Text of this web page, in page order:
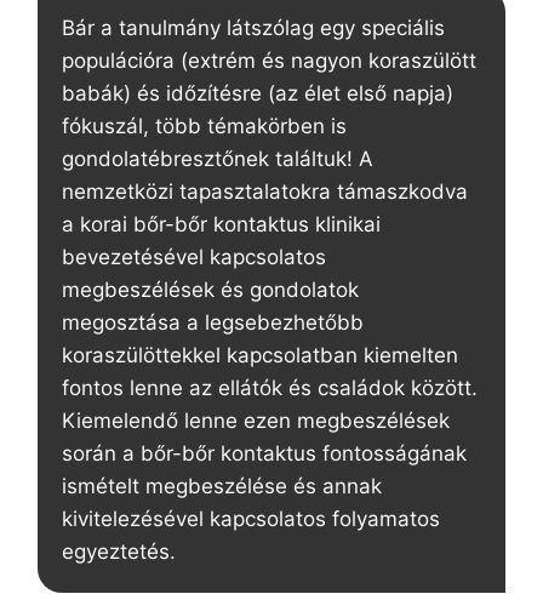
Bár a tanulmány látszólag egy speciális
populációra (extrém és nagyon koraszülött
babák) és időzítésre (az élet első napja)
fókuszál, több témakörben is
gondolatébresztőnek találtuk! A
nemzetközi tapasztalatokra támaszkodva
a korai bőr-bőr kontaktus klinikai
bevezetésével kapcsolatos
megbeszélések és gondolatok
megosztása a legsebezhetőbb
koraszülöttekkel kapcsolatban kiemelten
fontos lenne az ellátók és családok között.
Kiemelendő lenne ezen megbeszélések
során a bőr-bőr kontaktus fontosságának
ismételt megbeszélése és annak
kivitelezésével kapcsolatos folyamatos
egyeztetés.